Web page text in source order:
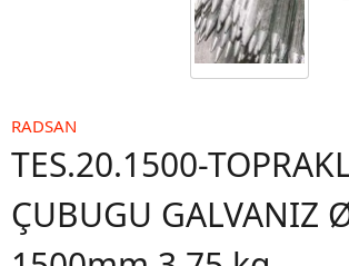
RADSAN
TES.20.1500-
ÇUBUGU GALVANIZ